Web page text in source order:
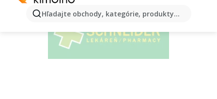
Hľadajte obchody, kategórie, produkty...